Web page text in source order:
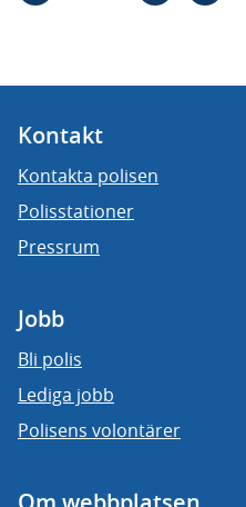
Kontakt
Kontakta polisen
Polisstationer
Pressrum
Jobb
Bli polis
Lediga jobb
Polisens volontärer